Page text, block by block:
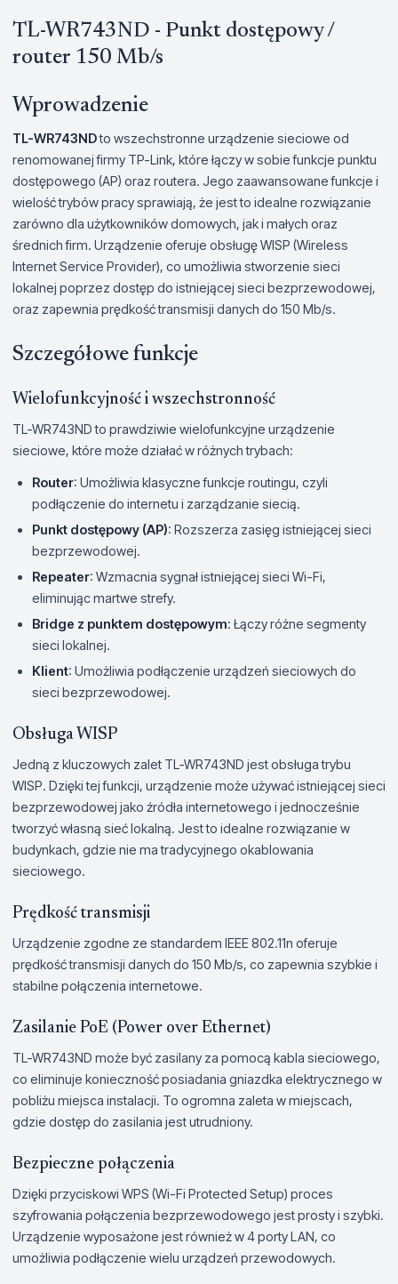
TL-WR743ND - Punkt dostępowy /
router 150 Mb/s
Wprowadzenie
TL-WR743NDto wszechstronne urządzenie sieciowe od
renomowanej firmy TP-Link, które łączy w sobie funkcje punktu
dostępowego (AP) oraz routera. Jego zaawansowane funkcje i
wielość trybów pracy sprawiają, że jest to idealne rozwiązanie
zarówno dla użytkowników domowych, jak i małych oraz
średnich firm. Urządzenie oferuje obsługę WISP (Wireless
Internet Service Provider), co umożliwia stworzenie sieci
lokalnej poprzez dostęp do istniejącej sieci bezprzewodowej,
oraz zapewnia prędkość transmisji danych do 150 Mb/s.
Szczegółowe funkcje
Wielofunkcyjność i wszechstronność
TL-WR743ND to prawdziwie wielofunkcyjne urządzenie
sieciowe, które może działać w różnych trybach:
Router: Umożliwia klasyczne funkcje routingu, czyli
podłączenie do internetu i zarządzanie siecią.
Punkt dostępowy (AP): Rozszerza zasięg istniejącej sieci
bezprzewodowej.
Repeater: Wzmacnia sygnał istniejącej sieci Wi-Fi,
eliminując martwe strefy.
Bridge z punktem dostępowym: Łączy różne segmenty
sieci lokalnej.
Klient: Umożliwia podłączenie urządzeń sieciowych do
sieci bezprzewodowej.
Obsługa WISP
Jedną z kluczowych zalet TL-WR743ND jest obsługa trybu
WISP. Dzięki tej funkcji, urządzenie może używać istniejącej sieci
bezprzewodowej jako źródła internetowego i jednocześnie
tworzyć własną sieć lokalną. Jest to idealne rozwiązanie w
budynkach, gdzie nie ma tradycyjnego okablowania
sieciowego.
Prędkość transmisji
Urządzenie zgodne ze standardem IEEE 802.11n oferuje
prędkość transmisji danych do 150 Mb/s, co zapewnia szybkie i
stabilne połączenia internetowe.
Zasilanie PoE (Power over Ethernet)
TL-WR743ND może być zasilany za pomocą kabla sieciowego,
co eliminuje konieczność posiadania gniazdka elektrycznego w
pobliżu miejsca instalacji. To ogromna zaleta w miejscach,
gdzie dostęp do zasilania jest utrudniony.
Bezpieczne połączenia
Dzięki przyciskowi WPS (Wi-Fi Protected Setup) proces
szyfrowania połączenia bezprzewodowego jest prosty i szybki.
Urządzenie wyposażone jest również w 4 porty LAN, co
umożliwia podłączenie wielu urządzeń przewodowych.